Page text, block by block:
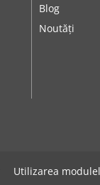
Blog
Noutăți
Utilizarea